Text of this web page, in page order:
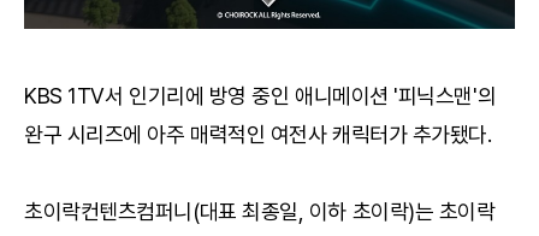
KBS 1TV서 인기리에 방영 중인 애니메이션 '피닉스맨'의
완구 시리즈에 아주 매력적인 여전사 캐릭터가 추가됐다.
초이락컨텐츠컴퍼니(대표 최종일, 이하 초이락)는 초이락